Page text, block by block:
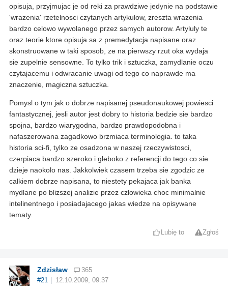
opisuja, przyjmujac je od reki za prawdziwe jedynie na podstawie
'wrazenia' rzetelnosci czytanych artykulow, zreszta wrazenia
bardzo celowo wywolanego przez samych autorow. Artyluly te
oraz teorie ktore opisuja sa z premedytacja napisane oraz
skonstruowane w taki sposob, ze na pierwszy rzut oka wydaja
sie zupelnie sensowne. To tylko trik i sztuczka, zamydlanie oczu
czytajacemu i odwracanie uwagi od tego co naprawde ma
znaczenie, magiczna sztuczka.
Pomysl o tym jak o dobrze napisanej pseudonaukowej powiesci
fantastycznej, jesli autor jest dobry to historia bedzie sie bardzo
spojna, bardzo wiarygodna, bardzo prawdopodobna i
nafaszerowana zagadkowo brzmiaca terminologia. to taka
historia sci-fi, tylko ze osadzona w naszej rzeczywistosci,
czerpiaca bardzo szeroko i gleboko z referencji do tego co sie
dzieje naokolo nas. Jakkolwiek czasem trzeba sie zgodzic ze
calkiem dobrze napisana, to niestety pekajaca jak banka
mydlane po blizszej analizie przez czlowieka choc minimalnie
intelinentnego i posiadajacego jakas wiedze na opisywane
tematy.
Lubię to Zgłoś
Zdzisław
365
#21
12.10.2009, 09:37